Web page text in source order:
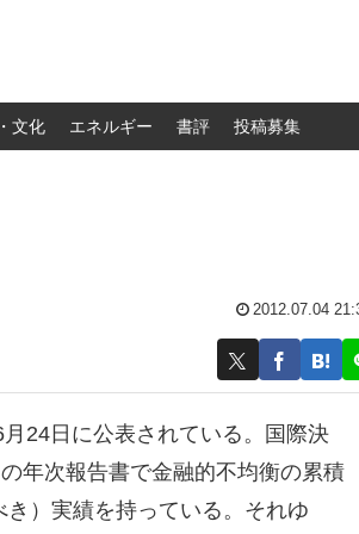
文化 エネルギー 書評 投稿募集
2012.07.04
24日に公表されている。国際決
年次報告書で金融的不均衡の累積
）実績を持っている。それゆ